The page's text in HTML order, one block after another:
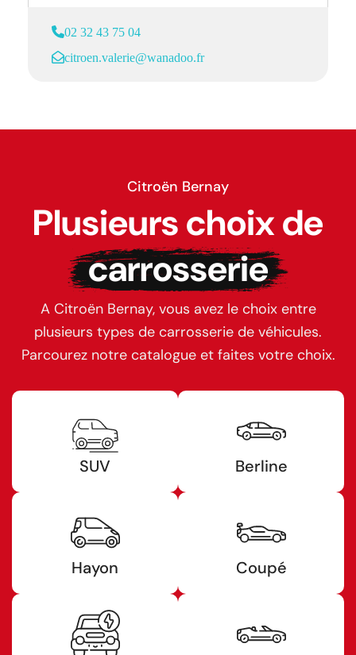
02 32 43 75 04
citroen.valerie@wanadoo.fr
Citroën Bernay
Plusieurs choix de
carrosserie
A Citroën Bernay, vous avez le choix entre
plusieurs types de carrosserie de véhicules.
Parcourez notre catalogue et faites votre choix.
SUV Berline
Hayon Coupé